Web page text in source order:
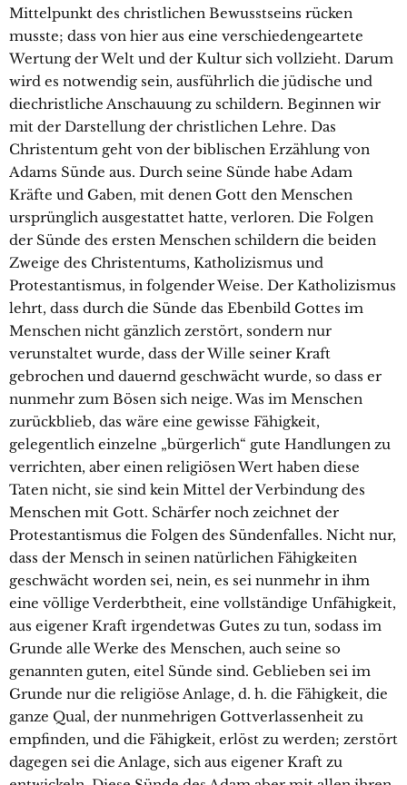
Mittelpunkt des christlichen Bewusstseins rücken
musste; dass von hier aus eine verschiedengeartete
Wertung der Welt und der Kultur sich vollzieht. Darum
wird es notwendig sein, ausführlich die jüdische und
diechristliche Anschauung zu schildern. Beginnen wir
mit der Darstellung der christlichen Lehre. Das
Christentum geht von der biblischen Erzählung von
Adams Sünde aus. Durch seine Sünde habe Adam
Kräfte und Gaben, mit denen Gott den Menschen
ursprünglich ausgestattet hatte, verloren. Die Folgen
der Sünde des ersten Menschen schildern die beiden
Zweige des Christentums, Katholizismus und
Protestantismus, in folgender Weise. Der Katholizismus
lehrt, dass durch die Sünde das Ebenbild Gottes im
Menschen nicht gänzlich zerstört, sondern nur
verunstaltet wurde, dass der Wille seiner Kraft
gebrochen und dauernd geschwächt wurde, so dass er
nunmehr zum Bösen sich neige. Was im Menschen
zurückblieb, das wäre eine gewisse Fähigkeit,
gelegentlich einzelne „bürgerlich“ gute Handlungen zu
verrichten, aber einen religiösen Wert haben diese
Taten nicht, sie sind kein Mittel der Verbindung des
Menschen mit Gott. Schärfer noch zeichnet der
Protestantismus die Folgen des Sündenfalles. Nicht nur,
dass der Mensch in seinen natürlichen Fähigkeiten
geschwächt worden sei, nein, es sei nunmehr in ihm
eine völlige Verderbtheit, eine vollständige Unfähigkeit,
aus eigener Kraft irgendetwas Gutes zu tun, sodass im
Grunde alle Werke des Menschen, auch seine so
genannten guten, eitel Sünde sind. Geblieben sei im
Grunde nur die religiöse Anlage, d. h. die Fähigkeit, die
ganze Qual, der nunmehrigen Gottverlassenheit zu
empfinden, und die Fähigkeit, erlöst zu werden; zerstört
dagegen sei die Anlage, sich aus eigener Kraft zu